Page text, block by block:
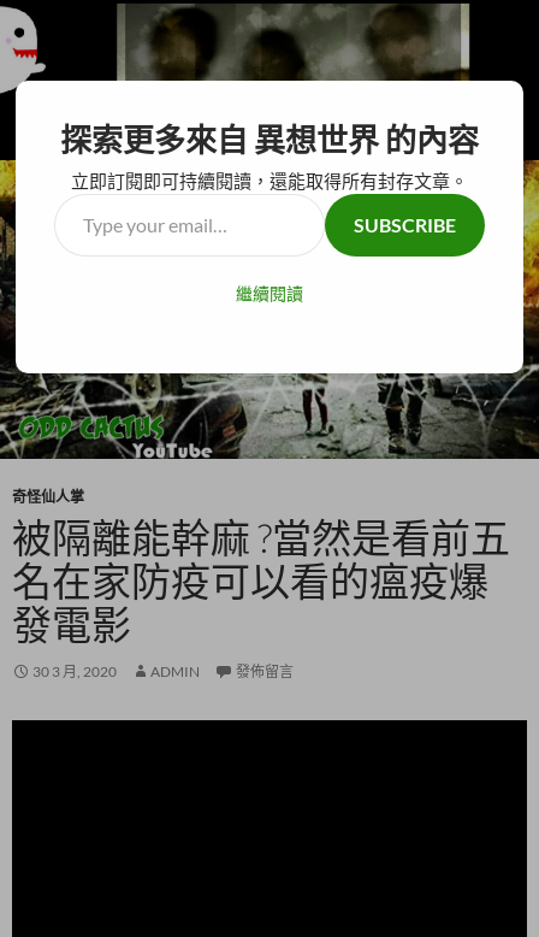
異想世界
主要選單
至
主
要
內
容
奇怪仙人掌
被隔離能幹麻 ?當然是看前五
名在家防疫可以看的瘟疫爆
發電影
30 3 月, 2020 ADMIN 發佈留言
探索更多來自 異想世界 的內容
立即訂閱即可持續閱讀，還能取得所有封存文章。
Type
your
SUBSCRIBE
繼續閱讀